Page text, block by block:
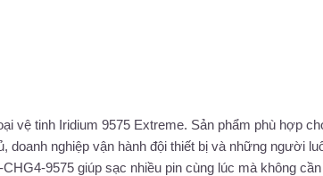
vệ tinh Iridium 9575 Extreme. Sản phẩm phù hợp
doanh nghiệp vận hành đội thiết bị và những người
9575 giúp sạc nhiều pin cùng lúc mà không